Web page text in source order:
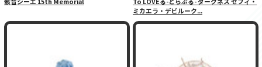
ミカエラ・デビルーク...